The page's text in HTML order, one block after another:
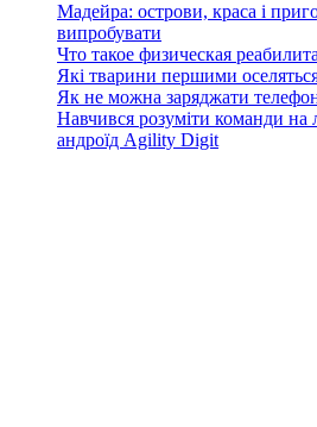
Мадейра: острови, краса і
випробувати
Что такое физическая
Які тварини першими
Як не можна заряджати
Навчився розуміти команди на
андроїд Agility Digit